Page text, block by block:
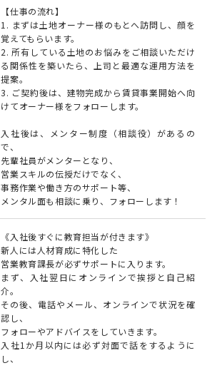
【仕事の流れ】
1. まずは土地オーナー様のもとへ訪問し、顔を
覚えてもらいます。
2. 所有している土地のお悩みをご相談いただけ
る関係性を築いたら、上司と最適な運用方法を
提案。
3. ご契約後は、建物完成から賃貸事業開始へ向
けてオーナー様をフォローします。
入社後は、メンター制度（相談役）があるの
で、
先輩社員がメンターとなり、
営業スキルの伝授だけでなく、
事務作業や働き方のサポート等、
メンタル面も相談に乗り、フォローします！
《入社後すぐに教育担当が付きます》
新人には人材育成に特化した
営業教育課長が必ずサポートに入ります。
まず、入社翌日にオンラインで挨拶と自己紹
介。
その後、電話やメール、オンラインで状況を確
認し、
フォローやアドバイスをしていきます。
入社1か月以内には必ず対面で話をするように
し、